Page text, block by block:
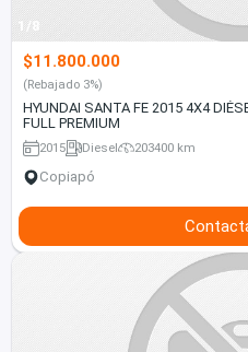
1/8
$11.800.000
(Rebajado 3%)
HYUNDAI SANTA FE 2015 4X4
FULL PREMIUM
2015 Diesel 203400 km
Copiapó